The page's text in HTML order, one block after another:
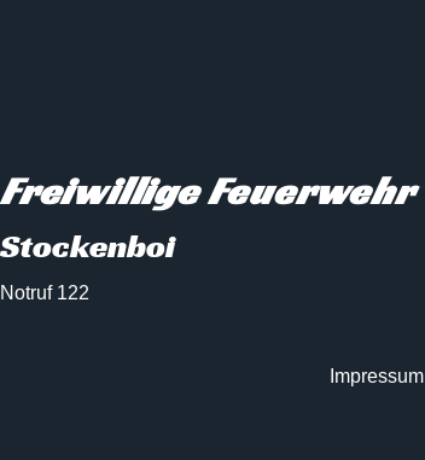
Freiwillige Feuerwehr
Stockenboi
Notruf 122
Impressum